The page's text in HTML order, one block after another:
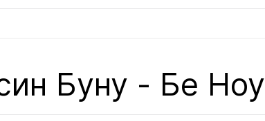
Буну - Бе Ноу